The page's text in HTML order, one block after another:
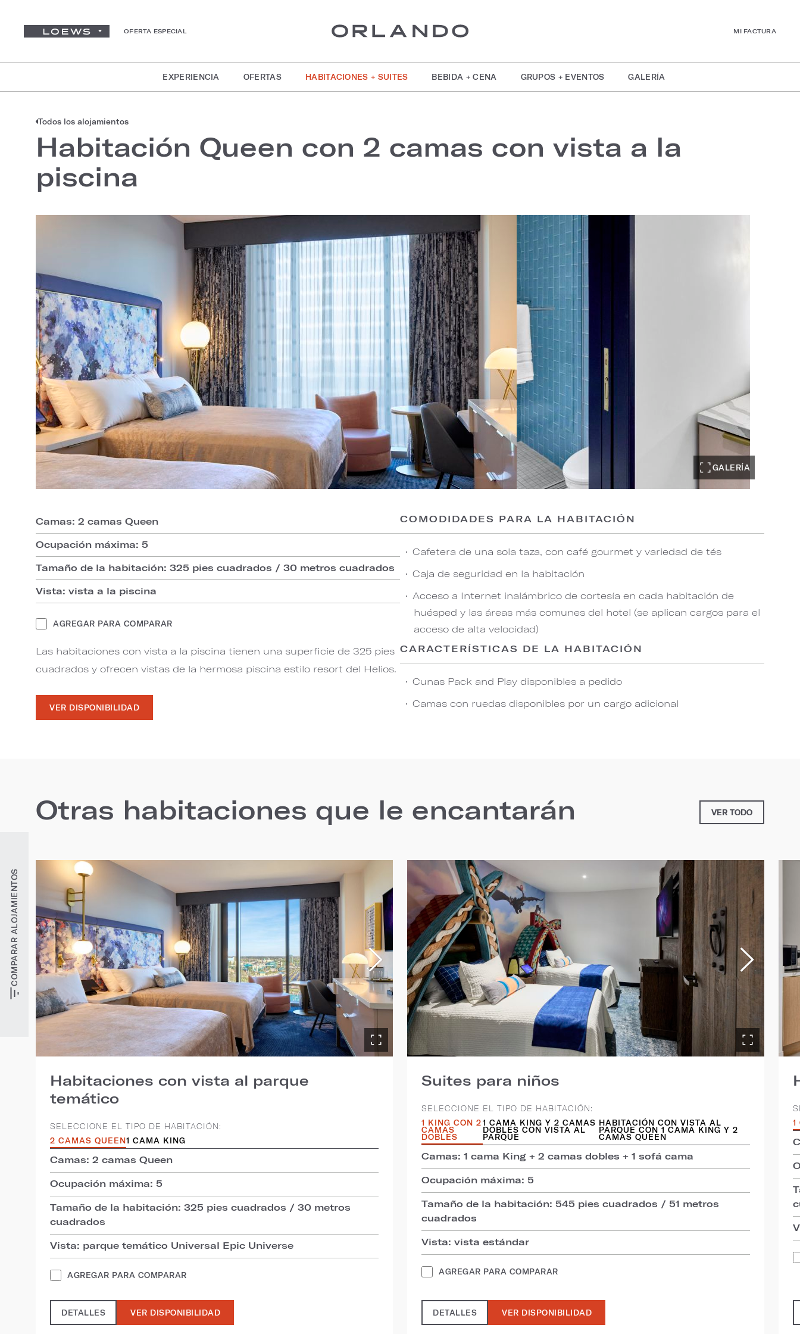
OFERTA ESPECIAL MI FACTURA
EXPERIENCIA OFERTAS HABITACIONES + SUITES BEBIDA + CENA GRUPOS + EVENTOS GALERÍA
COMPARAR ALOJAMIENTOS
Todos los alojamientos
Habitación Queen con 2 camas con vista a la
piscina
GALERÍA
Camas: 2 camas Queen
Ocupación máxima: 5
Tamaño de la habitación: 325 pies cuadrados / 30 metros cuadrados
Vista: vista a la piscina
AGREGAR PARA COMPARAR
Las habitaciones con vista a la piscina tienen una superficie de 325 pies
cuadrados y ofrecen vistas de la hermosa piscina estilo resort del Helios.
VER DISPONIBILIDAD
COMODIDADES PARA LA HABITACIÓN
Cafetera de una sola taza, con café gourmet y variedad de tés
Caja de seguridad en la habitación
Acceso a Internet inalámbrico de cortesía en cada habitación de
huésped y las áreas más comunes del hotel (se aplican cargos para el
acceso de alta velocidad)
CARACTERÍSTICAS DE LA HABITACIÓN
Cunas Pack and Play disponibles a pedido
Camas con ruedas disponibles por un cargo adicional
Otras habitaciones que le encantarán VER TODO
Habitaciones con vista al parque
temático
SELECCIONE EL TIPO DE HABITACIÓN:
2 CAMAS QUEEN 1 CAMA KING
Camas: 2 camas Queen
Ocupación máxima: 5
Tamaño de la habitación: 325 pies cuadrados / 30 metros
cuadrados
Vista: parque temático Universal Epic Universe
AGREGAR PARA COMPARAR
DETALLES VER DISPONIBILIDAD
Suites para niños
SELECCIONE EL TIPO DE HABITACIÓN:
1 KING CON 2
CAMAS
DOBLES
1 CAMA KING Y 2 CAMAS
DOBLES CON VISTA AL
PARQUE
HABITACIÓN CON VISTA AL
PARQUE CON 1 CAMA KING Y 2
CAMAS QUEEN
Camas: 1 cama King + 2 camas dobles + 1 sofá cama
Ocupación máxima: 5
Tamaño de la habitación: 545 pies cuadrados / 51 metros
cuadrados
Vista: vista estándar
AGREGAR PARA COMPARAR
DETALLES VER DISPONIBILIDAD
1